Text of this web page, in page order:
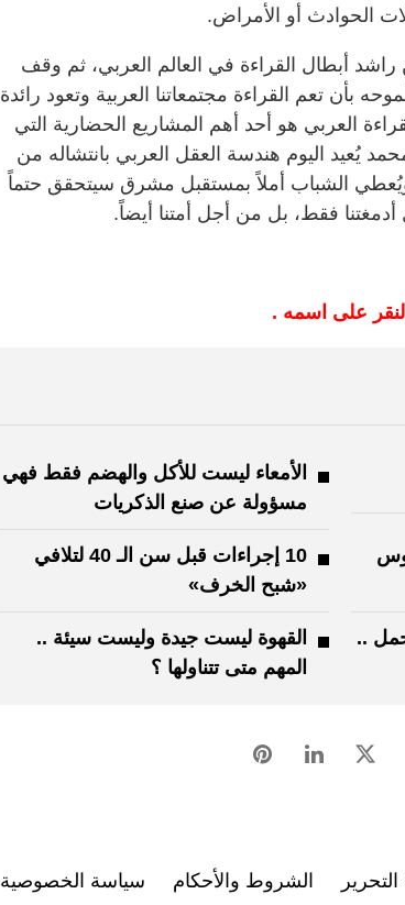
الحوادث أو الأمراض.
أبطال القراءة في العالم العربي، ثم وقف
بأن تعم القراءة مجتمعاتنا العربية وتعود رائدة
العربي هو أحد أهم المشاريع الحضارية التي
يُعيد اليوم هندسة العقل العربي بانتشاله من
الشباب أملاً بمستقبل مشرق سيتحقق حتماً
فقط، بل من أجل أمتنا أيضاً.
على اسمه .
الأمعاء ليست للأكل والهضم فقط فهي
مسؤولة عن صنع الذكريات
10 إجراءات قبل سن الـ 40 لتلافي
«شبح الخرف»
..
القهوة ليست جيدة وليست سيئة ..
المهم متى تتناولها ؟
الشروط والأحكام سياسة الخصوصية